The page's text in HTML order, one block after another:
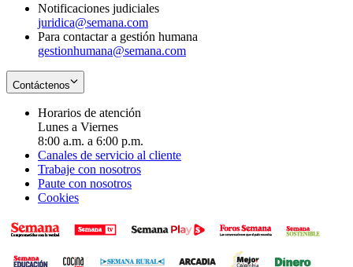
Notificaciones judiciales
juridica@semana.com
Para contactar a gestión humana
gestionhumana@semana.com
Contáctenos
Horarios de atención
Lunes a Viernes
8:00 a.m. a 6:00 p.m.
Canales de servicio al cliente
Trabaje con nosotros
Paute con nosotros
Cookies